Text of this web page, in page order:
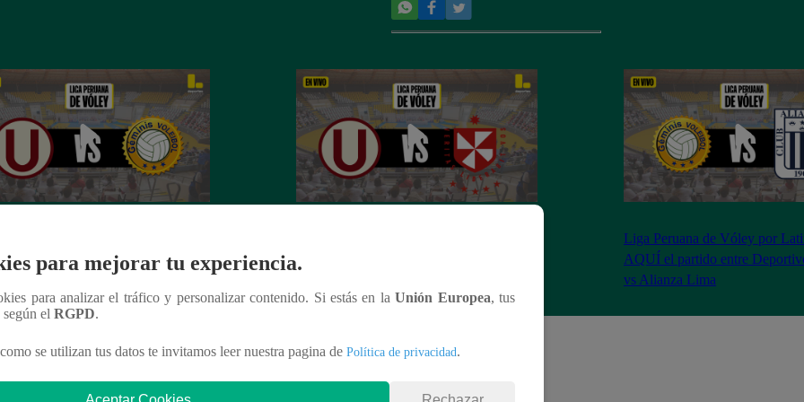
el partido entre Universitario de
vs Deportivo Géminis
Liga Peruana de Vóley por
AQUÍ el partido entre
vs Alianza Lima
para mejorar tu experiencia.
para analizar el tráfico y personalizar contenido. Si estás en laUnión Europea, tus
según el RGPD.
se utilizan tus datos te invitamos leer nuestra pagina de Política de privacidad.